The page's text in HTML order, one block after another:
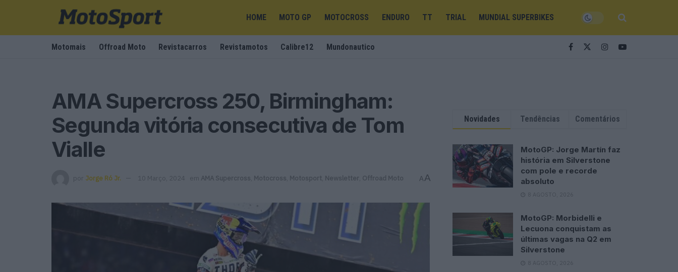
HOME MOTO GP MOTOCROSS ENDURO TT TRIAL MUNDIAL SUPERBIKES
Motomais Offroad Moto Revistacarros Revistamotos Calibre12 Mundonautico
AMA Supercross 250, Birmingham:
Segunda vitória consecutiva de Tom
Vialle
por Jorge Ró Jr. 10 Março, 2024 em AMA Supercross Motocross Motosport Newsletter Offroad Moto AA
Novidades Tendências Comentários
MotoGP: Jorge Martín faz
história em Silverstone
com pole e recorde
absoluto
8 AGOSTO, 2026
MotoGP: Morbidelli e
Lecuona conquistam as
últimas vagas na Q2 em
Silverstone
8 AGOSTO, 2026